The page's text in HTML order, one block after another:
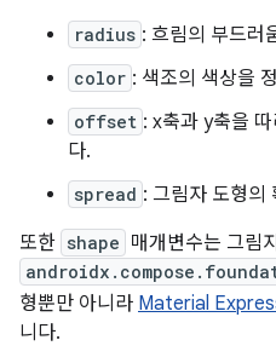
radius : 흐림의 부드러
color : 색조의 색상을
offset : x축과 y축을
다.
spread : 그림자 도형의
또한 shape 매개변수는 그림
형뿐만 아니라 Material
니다.